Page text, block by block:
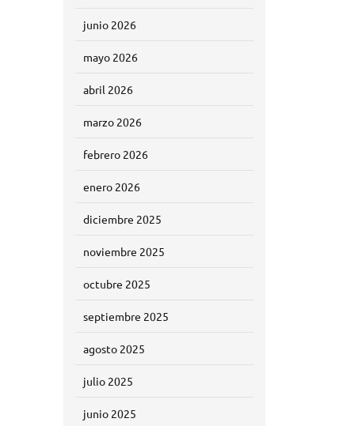
junio 2026
mayo 2026
abril 2026
marzo 2026
febrero 2026
enero 2026
diciembre 2025
noviembre 2025
octubre 2025
septiembre 2025
agosto 2025
julio 2025
junio 2025